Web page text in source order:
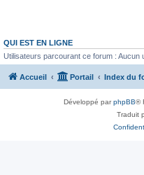
QUI EST EN LIGNE
Utilisateurs parcourant ce forum : Aucun
Accueil Portail Index du
Développé parphpBB®
Traduit